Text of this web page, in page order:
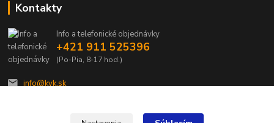
Kontakty
Info a telefonické objednávky
+421 911 525396
(Po-Pia, 8-17 hod.)
info@kvk.sk